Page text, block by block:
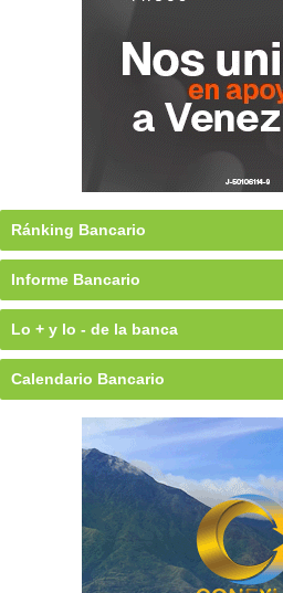
Ránking Bancario
Informe Bancario
Lo + y lo - de la banca
Calendario Bancario